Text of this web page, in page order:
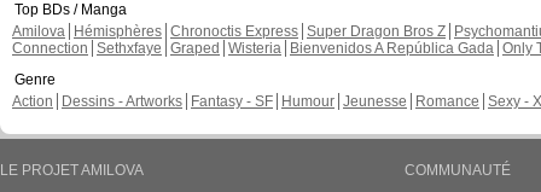
Top BDs / Manga
Amilova
Hémisphères Chronoctis Express Super Dragon Bros Z
Connection Sethxfaye Graped Wisteria Bienvenidos A República Gada Only
Genre
Action
Dessins - Artworks Fantasy - SF Humour Jeunesse Romance Sexy -
LE PROJET AMILOVA
COMMUNAUTÉ